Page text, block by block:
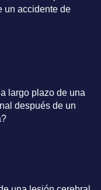
un accidente de
largo plazo de una
después de un